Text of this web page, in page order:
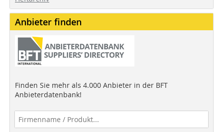
Anbieter finden
Finden Sie mehr als 4.000 Anbieter in der BFT
Anbieterdatenbank!